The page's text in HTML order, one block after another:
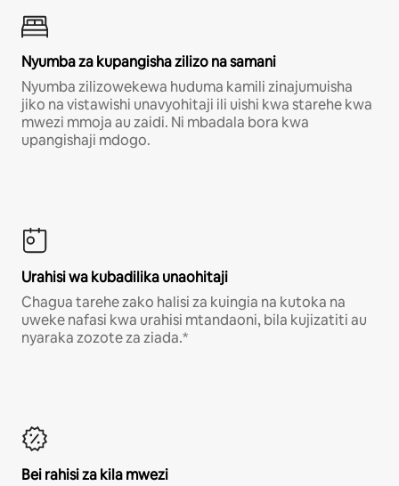
Nyumba za kupangisha zilizo na samani
Nyumba zilizowekewa huduma kamili zinajumuisha
jiko na vistawishi unavyohitaji ili uishi kwa starehe kwa
mwezi mmoja au zaidi. Ni mbadala bora kwa
upangishaji mdogo.
Urahisi wa kubadilika unaohitaji
Chagua tarehe zako halisi za kuingia na kutoka na
uweke nafasi kwa urahisi mtandaoni, bila kujizatiti au
nyaraka zozote za ziada.*
Bei rahisi za kila mwezi